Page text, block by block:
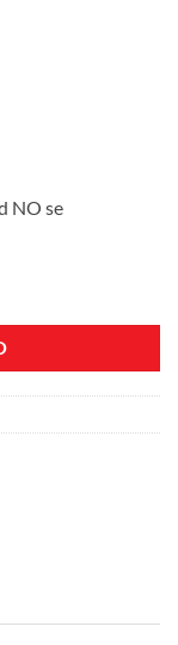
NO se